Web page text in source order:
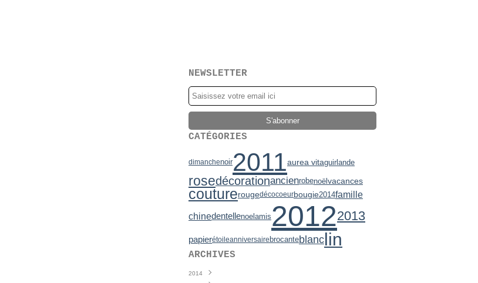
NEWSLETTER
CATÉGORIES
dimanchenoir2011aurea vitaguirlande
rosedécorationancienrobenoëlvacances
couturerougedécocoeurbougie2014famille
chinedentellenoelamis 20122013
papierétoileanniversairebrocanteblanclin
ARCHIVES
2014